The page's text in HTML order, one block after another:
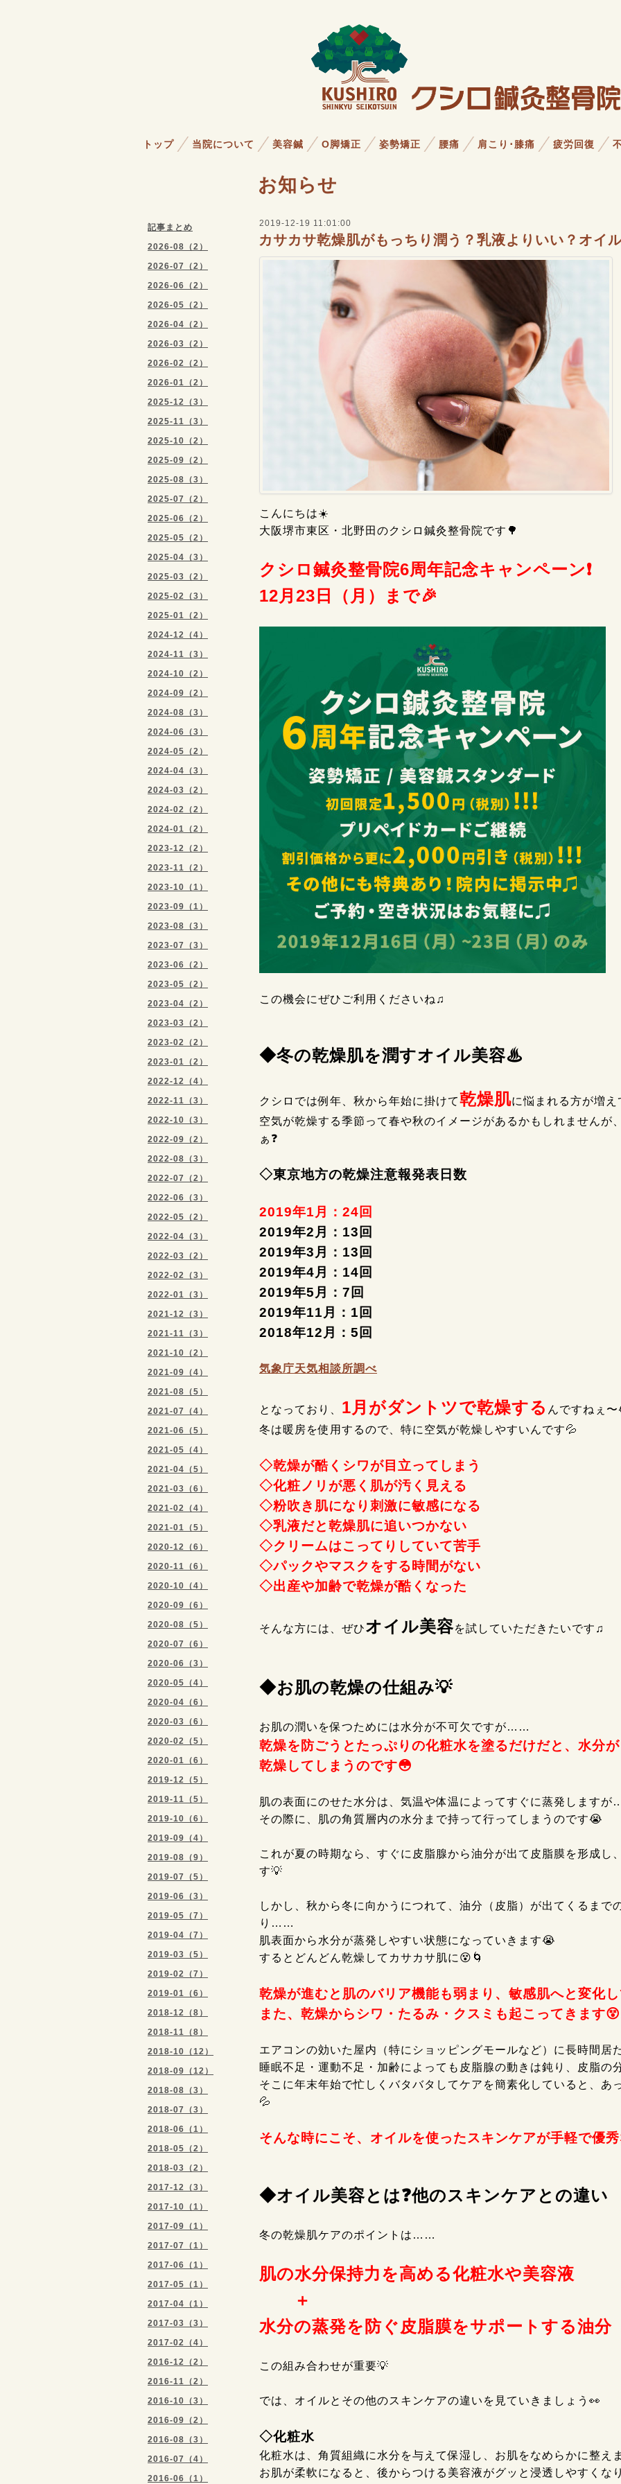
トップ 当院について 美容鍼 O脚矯正 姿勢矯正 腰痛 肩こり･膝痛 疲労回復
記事まとめ
2026-08（2）
2026-07（2）
2026-06（2）
2026-05（2）
2026-04（2）
2026-03（2）
2026-02（2）
2026-01（2）
2025-12（3）
2025-11（3）
2025-10（2）
2025-09（2）
2025-08（3）
2025-07（2）
2025-06（2）
2025-05（2）
2025-04（3）
2025-03（2）
2025-02（3）
2025-01（2）
2024-12（4）
2024-11（3）
2024-10（2）
2024-09（2）
2024-08（3）
2024-06（3）
2024-05（2）
2024-04（3）
2024-03（2）
2024-02（2）
2024-01（2）
2023-12（2）
2023-11（2）
2023-10（1）
2023-09（1）
2023-08（3）
2023-07（3）
2023-06（2）
2023-05（2）
2023-04（2）
2023-03（2）
2023-02（2）
2023-01（2）
2022-12（4）
2022-11（3）
2022-10（3）
2022-09（2）
2022-08（3）
2022-07（2）
2022-06（3）
2022-05（2）
2022-04（3）
2022-03（2）
2022-02（3）
2022-01（3）
2021-12（3）
2021-11（3）
2021-10（2）
2021-09（4）
2021-08（5）
2021-07（4）
2021-06（5）
2021-05（4）
2021-04（5）
2021-03（6）
2021-02（4）
2021-01（5）
2020-12（6）
2020-11（6）
2020-10（4）
2020-09（6）
2020-08（5）
2020-07（6）
2020-06（3）
2020-05（4）
2020-04（6）
2020-03（6）
2020-02（5）
2020-01（6）
2019-12（5）
2019-11（5）
2019-10（6）
2019-09（4）
2019-08（9）
2019-07（5）
2019-06（3）
2019-05（7）
2019-04（7）
2019-03（5）
2019-02（7）
2019-01（6）
2018-12（8）
2018-11（8）
2018-10（12）
2018-09（12）
2018-08（3）
2018-07（3）
2018-06（1）
2018-05（2）
2018-03（2）
2017-12（3）
2017-10（1）
2017-09（1）
2017-07（1）
2017-06（1）
2017-05（1）
2017-04（1）
2017-03（3）
2017-02（4）
2016-12（2）
2016-11（2）
2016-10（3）
2016-09（2）
2016-08（3）
2016-07（4）
2016-06（1）
お知らせ
2019-12-19 11:01:00
カサカサ乾燥肌がもっちり潤う？乳液よりいい？オイ
こんにちは☀️
大阪堺市東区・北野田のクシロ鍼灸整骨院です🌳
クシロ鍼灸整骨院6周年記念キャンペーン❗
12月23日（月）まで🎉
この機会にぜひご利用くださいね♫
◆冬の乾燥肌を潤すオイル美容♨
クシロでは例年、秋から年始に掛けて乾燥肌に悩まれる方が増え
空気が乾燥する季節って春や秋のイメージがあるかもしれませんが
ぁ❓
◇東京地方の乾燥注意報発表日数
2019年1月：24回
2019年2月：13回
2019年3月：13回
2019年4月：14回
2019年5月：7回
2019年11月：1回
2018年12月：5回
気象庁天気相談所調べ
となっており、 1月がダントツで乾燥する んですねぇ
冬は暖房を使用するので、特に空気が乾燥しやすいんです💦
◇乾燥が酷くシワが目立ってしまう
◇化粧ノリが悪く肌が汚く見える
◇粉吹き肌になり刺激に敏感になる
◇乳液だと乾燥肌に追いつかない
◇クリームはこってりしていて苦手
◇パックやマスクをする時間がない
◇出産や加齢で乾燥が酷くなった
そんな方には、ぜひオイル美容を試していただきたいです♫
◆お肌の乾燥の仕組み💡
お肌の潤いを保つためには水分が不可欠ですが……
乾燥を防ごうとたっぷりの化粧水を塗るだけだと、水分
乾燥してしまうのです😳
肌の表面にのせた水分は、気温や体温によってすぐに蒸発します
その際に、肌の角質層内の水分まで持って行ってしまうのです😭
これが夏の時期なら、すぐに皮脂腺から油分が出て皮脂膜を形成し
す💡
しかし、秋から冬に向かうにつれて、油分（皮脂）が出てくるまで
り……
肌表面から水分が蒸発しやすい状態になっていきます😭
するとどんどん乾燥してカサカサ肌に😵🌀
乾燥が進むと肌のバリア機能も弱まり、敏感肌へと変化
また、乾燥からシワ・たるみ・クスミも起こってきます
エアコンの効いた屋内（特にショッピングモールなど）に長時間
睡眠不足・運動不足・加齢によっても皮脂腺の動きは鈍り、皮脂の
そこに年末年始で忙しくバタバタしてケアを簡素化していると、あ
💦
そんな時にこそ、オイルを使ったスキンケアが手軽で優
◆オイル美容とは❓他のスキンケアとの違い
冬の乾燥肌ケアのポイントは……
肌の水分保持力を高める化粧水や美容液
＋
水分の蒸発を防ぐ皮脂膜をサポートする油分
この組み合わせが重要💡
では、オイルとその他のスキンケアの違いを見ていきましょう👀
◇化粧水
化粧水は、角質組織に水分を与えて保湿し、お肌をなめらかに整え
お肌が柔軟になると、後からつける美容液がグッと浸透しやすくな